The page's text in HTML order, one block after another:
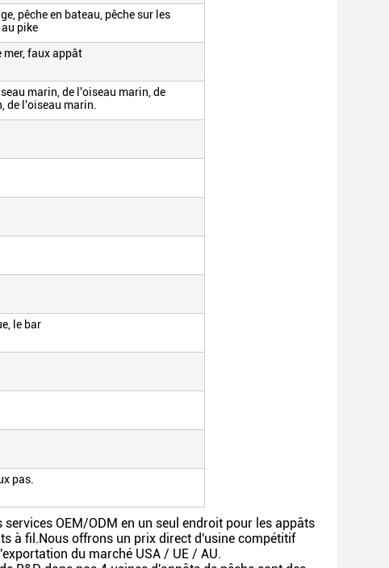
pêche en bateau, pêche sur les
au pike
mer, faux appât
marin, de l'oiseau marin, de
de l'oiseau marin.
le bar
pas.
OEM/ODM en un seul endroit pour les appâts
à fil.Nous offrons un prix direct d'usine compétitif
du marché USA / UE / AU.